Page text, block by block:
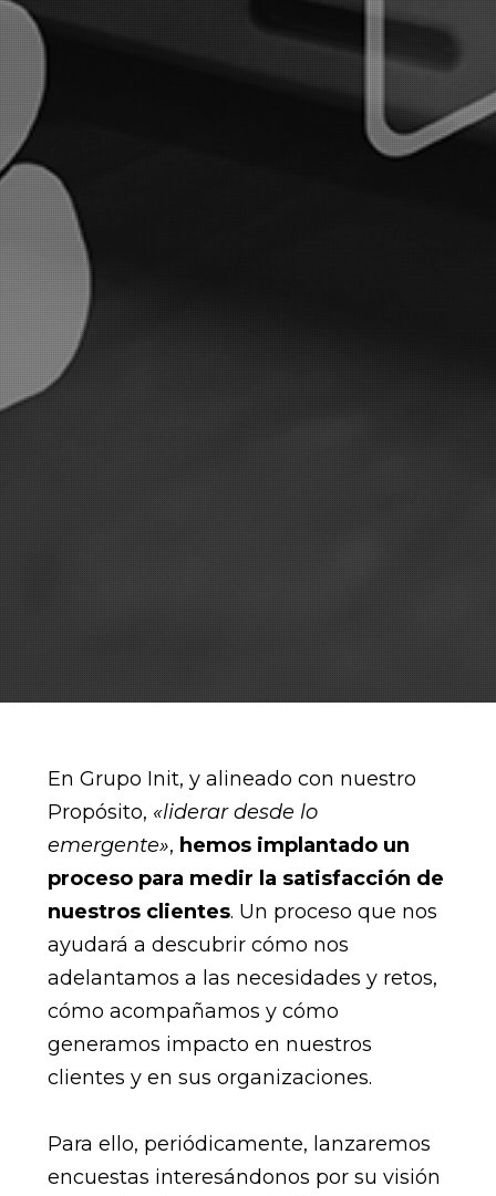
En Grupo Init, y alineado con nuestro
Propósito, «liderar desde lo
emergente», hemos implantado un
proceso para medir la satisfacción de
nuestros clientes. Un proceso que nos
ayudará a descubrir cómo nos
adelantamos a las necesidades y retos,
cómo acompañamos y cómo
generamos impacto en nuestros
clientes y en sus organizaciones.
Para ello, periódicamente, lanzaremos
encuestas interesándonos por su visión